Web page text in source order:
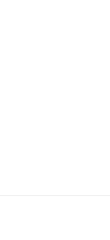
자연어 처리(NLP,